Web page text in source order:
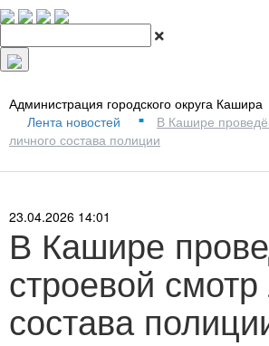
Администрация городского округа Кашира
Лента новостей ■
В Кашире
личного состава полиции
23.04.2026 14:01
В Кашире
строевой смотр
состава